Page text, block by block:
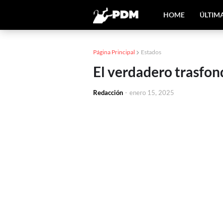
HOME
Página Principal Estados
El verdadero
Redacción - enero 15, 2025